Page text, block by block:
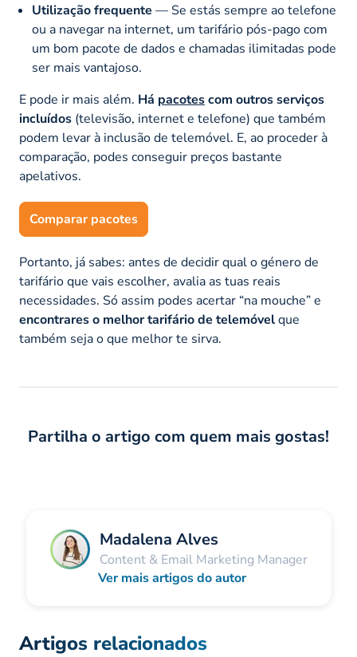
Utilização frequente — Se estás sempre ao telefone
ou a navegar na internet, um tarifário pós-pago com
um bom pacote de dados e chamadas ilimitadas pode
ser mais vantajoso.
E pode ir mais além. Há pacotescom outros serviços
incluídos (televisão, internet e telefone) que também
podem levar à inclusão de telemóvel. E, ao proceder à
comparação, podes conseguir preços bastante
apelativos.
Comparar pacotes
Portanto, já sabes: antes de decidir qual o género de
tarifário que vais escolher, avalia as tuas reais
necessidades. Só assim podes acertar “na mouche” e
encontrares o melhor tarifário de telemóvelque
também seja o que melhor te sirva.
Partilha o artigo com quem mais gostas!
Madalena Alves
Content & Email Marketing Manager
Ver mais artigos do autor
Artigos relacionados